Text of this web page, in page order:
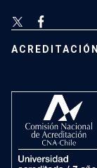
ACREDITACIÓN